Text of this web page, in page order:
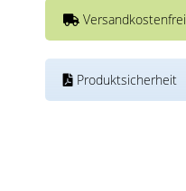
Versandkostenfrei
Produktsicherheit